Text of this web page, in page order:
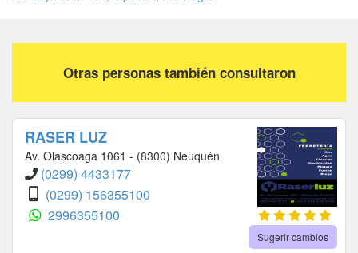
Otras personas también consultaron
RASER LUZ
Av. Olascoaga 1061 - (8300) Neuquén
(0299) 4433177
(0299) 156355100
2996355100
Sugerir cambios